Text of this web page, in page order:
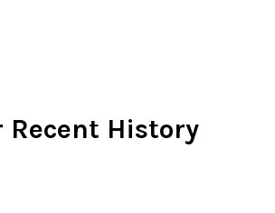
Recent History